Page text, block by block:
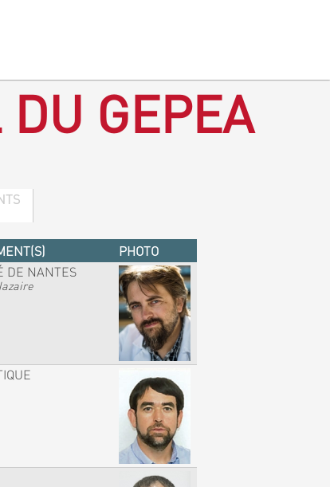
GEPEA
PHOTO
DE NANTES